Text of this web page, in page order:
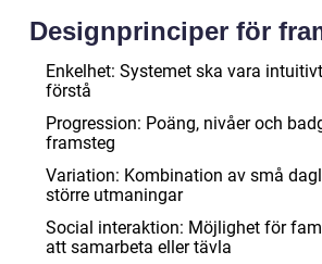
Designprinciper för
Enkelhet: Systemet ska vara
förstå
Progression: Poäng, nivåer och
framsteg
Variation: Kombination av små
större utmaningar
Social interaktion: Möjlighet för
att samarbeta eller tävla